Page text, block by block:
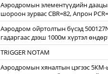
Аэродромын элементүүдийн
шороон зурвас CBR=82, Апрон
Аэродром ойртолтын бүсэд
гадаргаас дээш 1000м хүртэл
TRIGGER NOTAM
Аэродромын хяналтын цэгээс